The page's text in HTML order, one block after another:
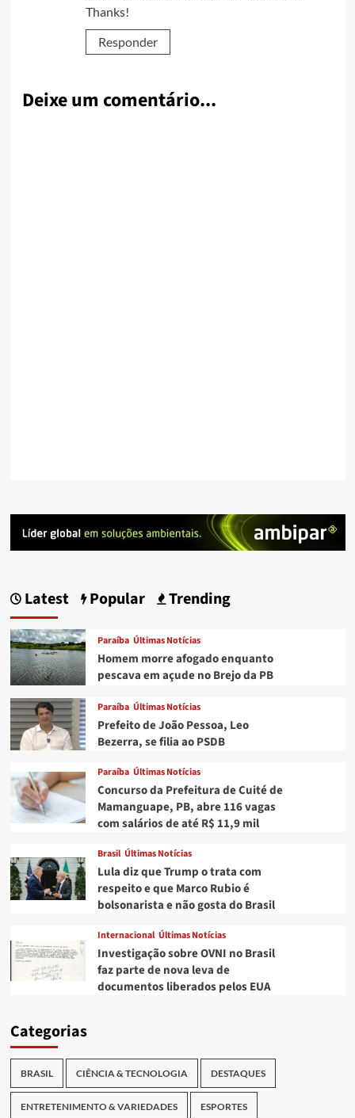
Thanks!
Responder
Deixe um comentário...
Latest Popular Trending
Paraíba Últimas Notícias
Homem morre afogado enquanto
pescava em açude no Brejo da PB
Paraíba Últimas Notícias
Prefeito de João Pessoa, Leo
Bezerra, se filia ao PSDB
Paraíba Últimas Notícias
Concurso da Prefeitura de Cuité de
Mamanguape, PB, abre 116 vagas
com salários de até R$ 11,9 mil
Brasil Últimas Notícias
Lula diz que Trump o trata com
respeito e que Marco Rubio é
bolsonarista e não gosta do Brasil
Internacional Últimas Notícias
Investigação sobre OVNI no Brasil
faz parte de nova leva de
documentos liberados pelos EUA
Categorias
BRASIL CIÊNCIA & TECNOLOGIA DESTAQUES
ENTRETENIMENTO & VARIEDADES ESPORTES